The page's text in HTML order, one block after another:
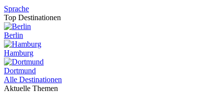
Sprache
Top Destinationen
Berlin
Hamburg
Dortmund
Alle Destinationen
Aktuelle Themen